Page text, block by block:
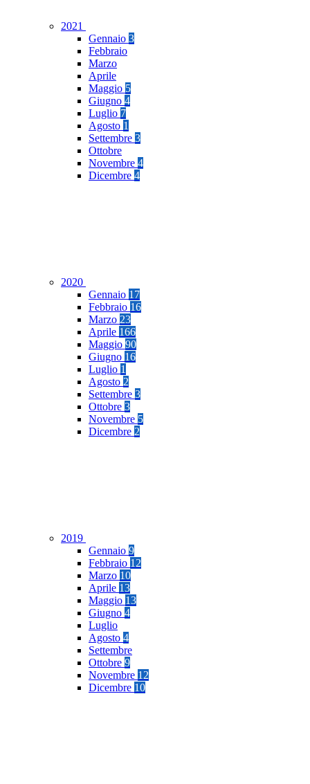
2021
Gennaio 3
Febbraio
Marzo
Aprile
Maggio 5
Giugno 4
Luglio 7
Agosto 1
Settembre 3
Ottobre
Novembre 4
Dicembre 4
2020
Gennaio 17
Febbraio 16
Marzo 23
Aprile 166
Maggio 90
Giugno 16
Luglio 1
Agosto 2
Settembre 3
Ottobre 3
Novembre 5
Dicembre 2
2019
Gennaio 9
Febbraio 12
Marzo 10
Aprile 13
Maggio 13
Giugno 4
Luglio
Agosto 4
Settembre
Ottobre 9
Novembre 12
Dicembre 10